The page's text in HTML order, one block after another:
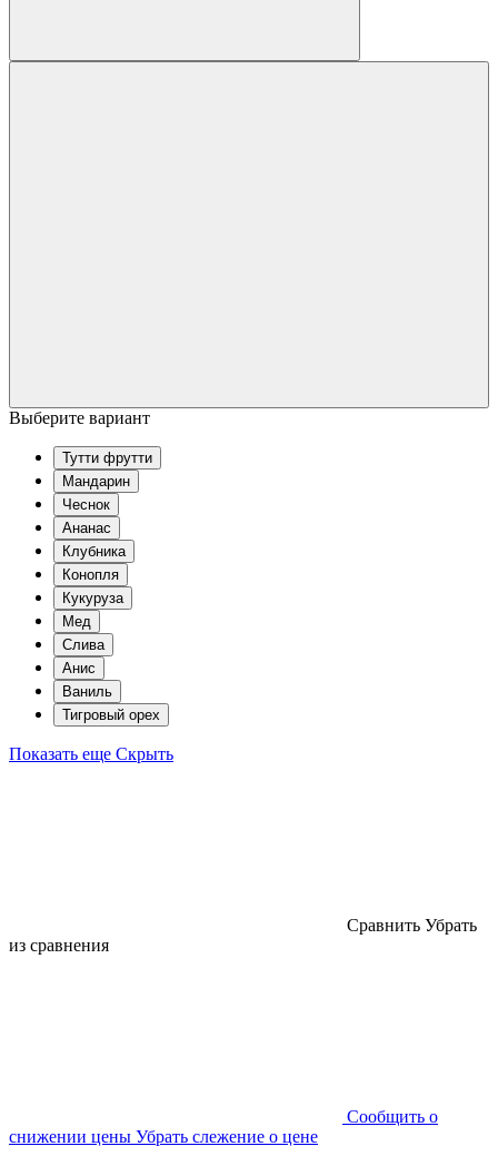
Выберите вариант
Тутти фрутти
Мандарин
Чеснок
Ананас
Клубника
Конопля
Кукуруза
Мед
Слива
Анис
Ваниль
Тигровый орех
Показать еще Скрыть
Cравнить Убрать
из сравнения
Cообщить о
снижении цены Убрать слежение о цене